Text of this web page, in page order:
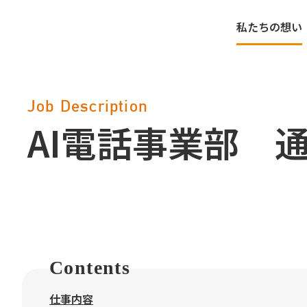
私たちの想い
Job Description
AI電話事業部
仕事内容
Contents